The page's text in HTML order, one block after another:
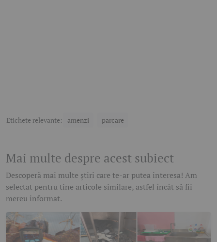
Etichete relevante: amenzi parcare
Mai multe despre acest subiect
Descoperă mai multe știri care te-ar putea interesa! Am
selectat pentru tine articole similare, astfel încât să fii
mereu informat.